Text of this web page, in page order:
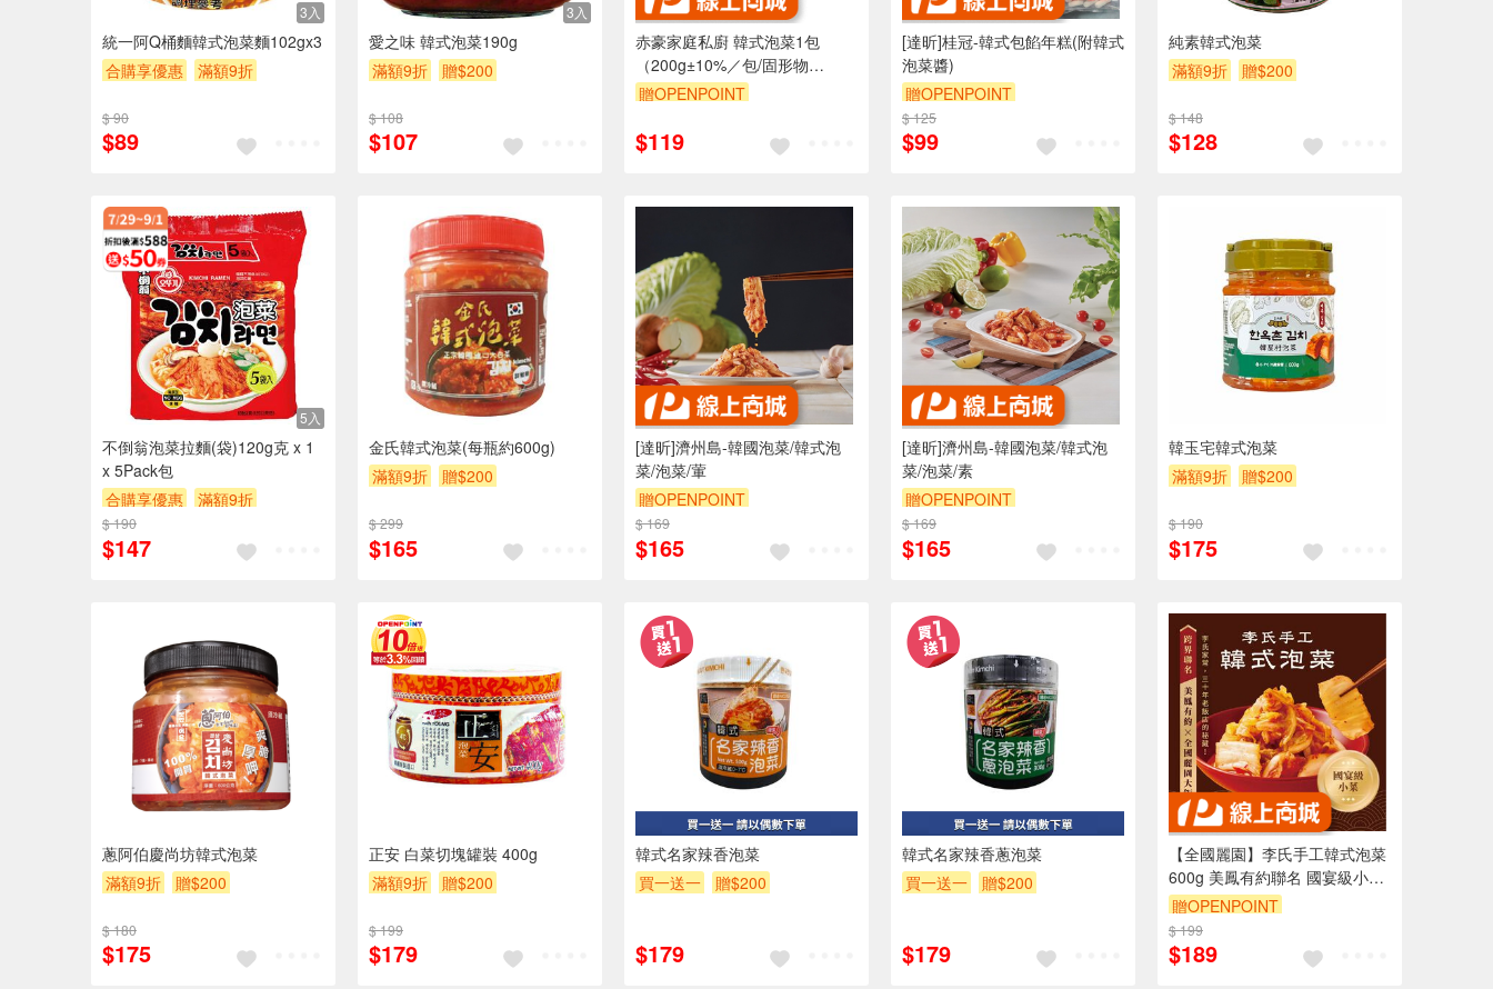
3入
統一阿Q桶麵韓式泡菜麵102gx3
合購享優惠
滿額9折
$ 90
$89
3入
愛之味 韓式泡菜190g
滿額9折
贈$200
$ 108
$107
赤豪家庭私廚 韓式泡菜1包
（200g±10%／包/固形物
160g）_任選
贈OPENPOINT
$119
[達昕]桂冠-韓式包餡年糕(附韓式
泡菜醬)
贈OPENPOINT
$ 125
$99
純素韓式泡菜
滿額9折
贈$200
$ 148
$128
5入
不倒翁泡菜拉麵(袋)120g克 x 1
x 5Pack包
合購享優惠
滿額9折
滿額贈券
$ 190
$147
金氏韓式泡菜(每瓶約600g)
滿額9折
贈$200
$ 299
$165
[達昕]濟州島-韓國泡菜/韓式泡
菜/泡菜/葷
贈OPENPOINT
$ 169
$165
[達昕]濟州島-韓國泡菜/韓式泡
菜/泡菜/素
贈OPENPOINT
$ 169
$165
韓玉宅韓式泡菜
滿額9折
贈$200
$ 190
$175
蔥阿伯慶尚坊韓式泡菜
滿額9折
贈$200
$ 180
$175
正安 白菜切塊罐裝 400g
滿額9折
贈$200
$ 199
$179
韓式名家辣香泡菜
買一送一
贈$200
$179
韓式名家辣香蔥泡菜
買一送一
贈$200
$179
【全國麗園】李氏手工韓式泡菜
600g 美鳳有約聯名 國宴級小菜
韓式泡菜 開胃菜 無防腐劑 小農
辣椒 雲林蒜頭
贈OPENPOINT
$ 199
$189